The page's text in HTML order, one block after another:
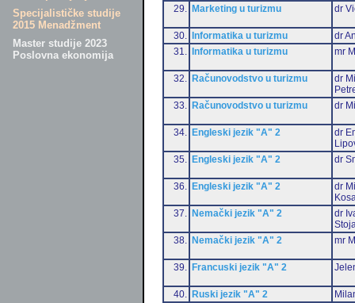
Specijalističke studije
2015 Menadžment
Master studije 2023
Poslovna ekonomija
29.
Marketing u turizmu dr
30. Informatika u turizmu
dr
31.
Informatika u turizmu mr
32. Računovodstvo u turizmu
dr
33.
Računovodstvo u turizmu dr
34. Engleski jezik "A" 2
dr
35.
Engleski jezik "A" 2 dr
36. Engleski jezik "A" 2
dr
37.
Nemački jezik "A" 2
dr
38.
Nemački jezik "A" 2 mr
39. Francuski jezik "A" 2
40. Ruski jezik "A" 2